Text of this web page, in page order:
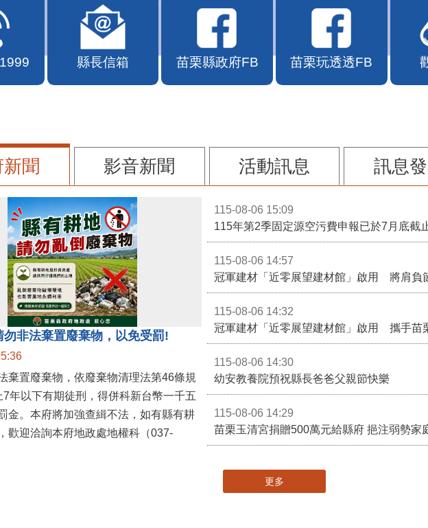
縣長信箱 苗栗縣政府FB 苗栗玩透透FB
聞 影音新聞 活動訊息 訊息
勿非法棄置廢棄物，以免受罰!
棄置廢棄物，依廢棄物清理法第46條規
7年以下有期徒刑，得併科新台幣一千五
金。本府將加強查緝不法，如有縣有耕
歡迎洽詢本府地政處地權科（037-
115-08-06 15:09
115-08-06 14:57
冠軍建材「近零展望建材館」啟用 將肩負
115-08-06 14:32
冠軍建材「近零展望建材館」啟用 攜手苗
115-08-06 14:30
幼安教養院預祝縣長爸爸父親節快樂
115-08-06 14:29
苗栗玉清宮捐贈500萬元給縣府 挹注弱勢家
更多